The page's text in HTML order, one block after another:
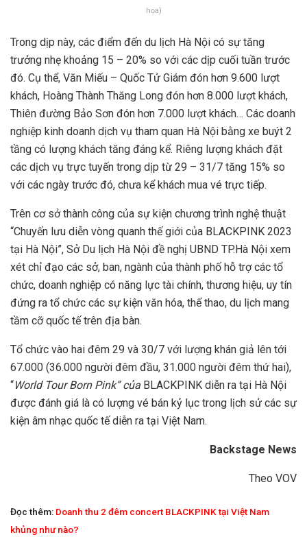
họa)
Trong dịp này, các điểm đến du lịch Hà Nội có sự tăng
trưởng nhẹ khoảng 15 – 20% so với các dịp cuối tuần trước
đó. Cụ thể, Văn Miếu – Quốc Tử Giám đón hơn 9.600 lượt
khách, Hoàng Thành Thăng Long đón hơn 8.000 lượt khách,
Thiên đường Bảo Sơn đón hơn 7.000 lượt khách… Các doanh
nghiệp kinh doanh dịch vụ tham quan Hà Nội bằng xe buýt 2
tầng có lượng khách tăng đáng kể. Riêng lượng khách đặt
các dịch vụ trực tuyến trong dịp từ 29 – 31/7 tăng 15% so
với các ngày trước đó, chưa kể khách mua vé trực tiếp.
Trên cơ sở thành công của sự kiện chương trình nghệ thuật
“Chuyến lưu diễn vòng quanh thế giới của BLACKPINK 2023
tại Hà Nội”, Sở Du lịch Hà Nội đề nghị UBND TP.Hà Nội xem
xét chỉ đạo các sở, ban, ngành của thành phố hỗ trợ các tổ
chức, doanh nghiệp có năng lực tài chính, thương hiệu, uy tín
đứng ra tổ chức các sự kiện văn hóa, thể thao, du lịch mang
tầm cỡ quốc tế trên địa bàn.
Tổ chức vào hai đêm 29 và 30/7 với lượng khán giả lên tới
67.000 (36.000 người đêm đầu, 31.000 người đêm thứ hai),
“World Tour Born Pink” của BLACKPINK diễn ra tại Hà Nội
được đánh giá là có lượng vé bán kỷ lục trong lịch sử các sự
kiện âm nhạc quốc tế diễn ra tại Việt Nam.
Backstage News
Theo VOV
Đọc thêm: Doanh thu 2 đêm concert BLACKPINK tại Việt Nam
khủng như nào?